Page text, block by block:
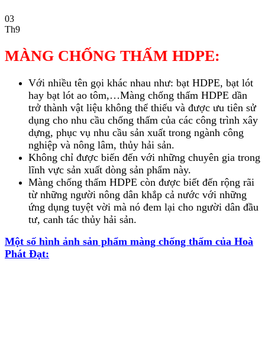
03
Th9
MÀNG CHỐNG THẤM HDPE:
Với nhiều tên gọi khác nhau như: bạt HDPE, bạt lót
hay bạt lót ao tôm,…Màng chống thấm HDPE dần
trở thành vật liệu không thể thiếu và được ưu tiên sử
dụng cho nhu cầu chống thấm của các công trình xây
dựng, phục vụ nhu cầu sản xuất trong ngành công
nghiệp và nông lâm, thủy hải sản.
Không chỉ được biến đến với những chuyên gia trong
lĩnh vực sản xuất dòng sản phẩm này.
Màng chống thấm HDPE còn được biết đến rộng rãi
từ những người nông dân khắp cả nước với những
ứng dụng tuyệt vời mà nó đem lại cho người dân đầu
tư, canh tác thủy hải sản.
Một số hình ảnh sản phẩm màng chống thấm của Hoà
Phát Đạt: